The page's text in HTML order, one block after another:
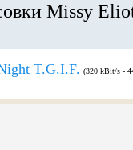
Missy
T.G.I.F. (320 kBit/s -